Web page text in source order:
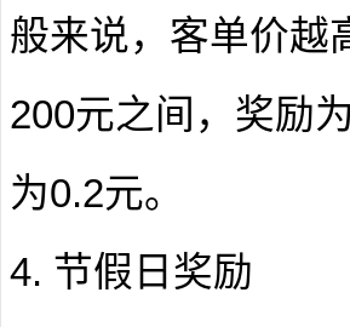
般来说，客单价越
200元之间，奖励
为0.2元。
4. 节假日奖励